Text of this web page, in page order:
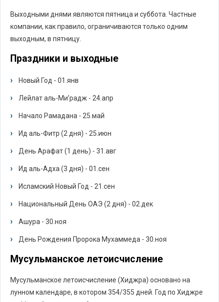
Выходными днями являются пятница и суббота. Частные
компании, как правило, ограничиваются только одним
выходным, в пятницу.
Праздники и выходные
Новый Год - 01.янв
Лейлат аль-Ми’радж - 24.апр
Начало Рамадана - 25.май
Ид аль-Фитр (2 дня) - 25.июн
День Арафат (1 день) - 31.авг
Ид аль-Адха (3 дня) - 01.сен
Исламский Новый Год - 21.сен
Национальный День ОАЭ (2 дня) - 02.дек
Ашура - 30.ноя
День Рождения Пророка Мухаммеда - 30.ноя
Мусульманское летоисчисление
Мусульманское летоисчисление (Хиджра) основано на
лунном календаре, в котором 354/355 дней. Год по Хиджре